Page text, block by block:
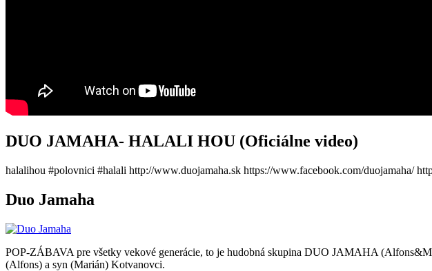
DUO JAMAHA- HALALI HOU (Oficiálne video)
halalihou #polovnici #halali http://www.duojamaha.sk https://www.facebook.com/duojamaha/
Duo Jamaha
POP-ZÁBAVA pre všetky vekové generácie, to je hudobná skupina DUO JAMAHA
(Alfons) a syn (Marián) Kotvanovci.